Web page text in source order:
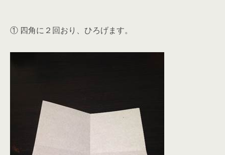
① 四角に２回おり、ひろげます。